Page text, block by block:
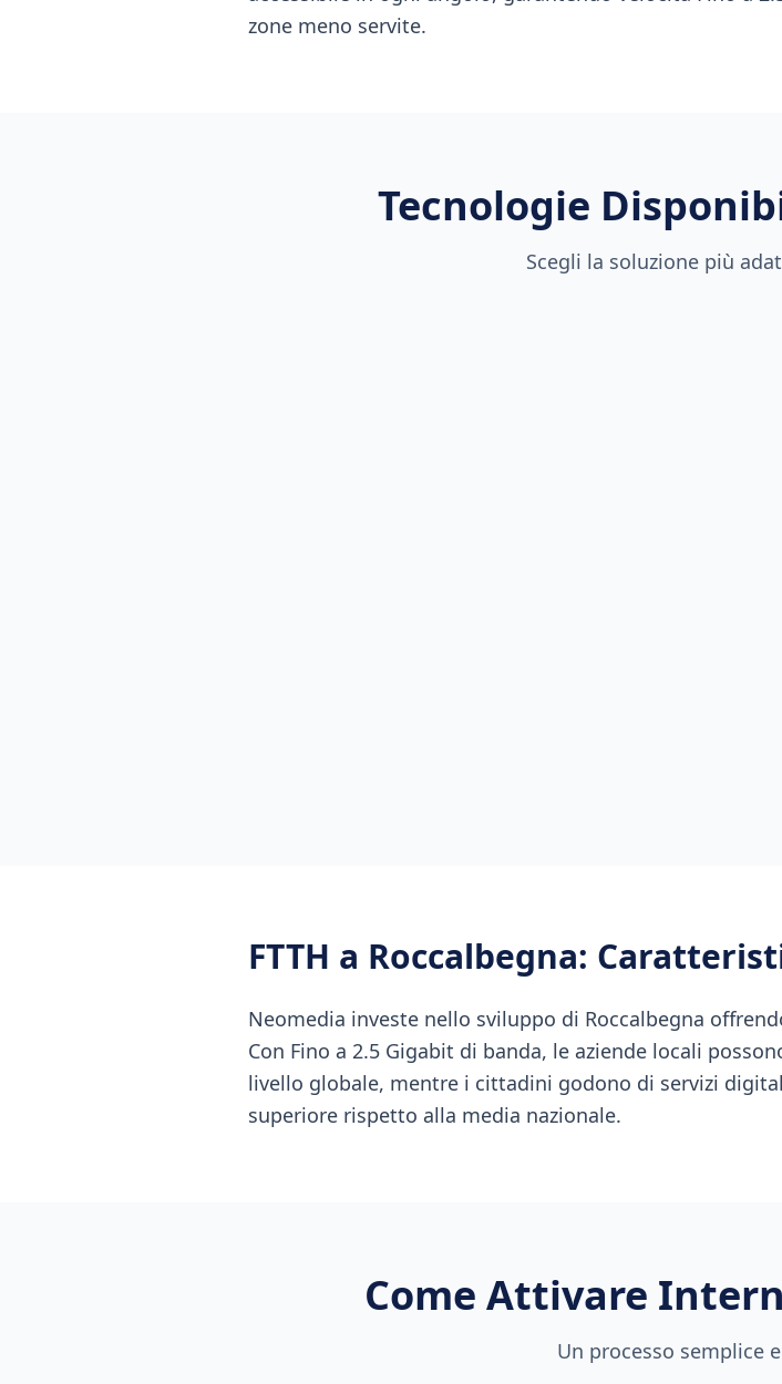
zone meno servite.
Tecnologie
Scegli la soluzione più
FTTH a Roccalbegna:
Neomedia investe nello sviluppo di Roccalbegna
Con Fino a 2.5 Gigabit di banda, le aziende locali
livello globale, mentre i cittadini godono di servizi
superiore rispetto alla media nazionale.
Come Attivare
Un processo semplice